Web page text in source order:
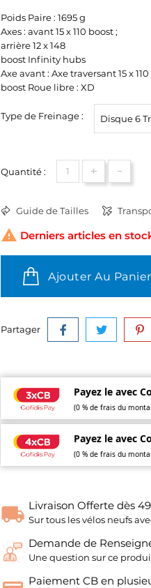
Poids Paire : 1695 g
Axes : avant 15 x 110 boost ;
arrière 12 x 148
boost Infinity hubs
Axe avant : Axe traversant 15 x 110
boost Roue libre : XD
Type de Freinage :
Quantité : + -
Guide de Tailles
 Derniers articles en
Ajouter Au Panier
Partager
Payez le avec
(0 % de frais du
Payez le avec
(0 % de frais du
Livraison Offerte dès
Sur tous les vélos neufs
Demande de
Une question sur ce
Paiement CB en